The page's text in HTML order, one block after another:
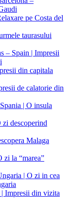
pe Costa del
taurasului
– Spain | Impresii
din capitala
de calatorie din
| O insula
zi descoperind
Malaga
zi la “marea”
| O zi in cea
Impresii din vizita